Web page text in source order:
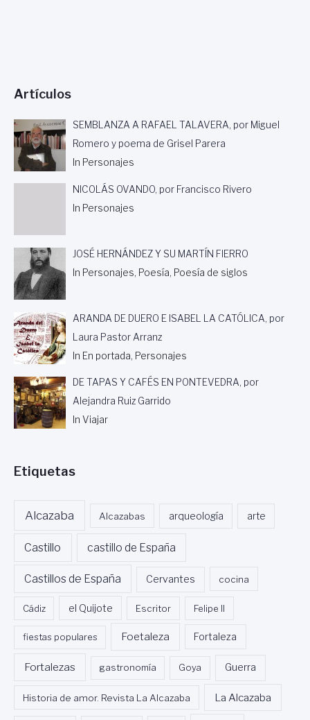
Artículos
SEMBLANZA A RAFAEL TALAVERA, por Miguel
Romero y poema de Grisel Parera
In Personajes
NICOLÁS OVANDO, por Francisco Rivero
In Personajes
JOSÉ HERNÁNDEZ Y SU MARTÍN FIERRO
In Personajes, Poesía, Poesía de siglos
ARANDA DE DUERO E ISABEL LA CATÓLICA, por
Laura Pastor Arranz
In En portada, Personajes
DE TAPAS Y CAFÉS EN PONTEVEDRA, por
Alejandra Ruiz Garrido
In Viajar
Etiquetas
Alcazaba Alcazabas arqueología arte
Castillo castillo de España
Castillos de España Cervantes cocina
Cádiz el Quijote Escritor Felipe II
fiestas populares Foetaleza Fortaleza
Fortalezas gastronomía Goya Guerra
Historia de amor. Revista La Alcazaba La Alcazaba